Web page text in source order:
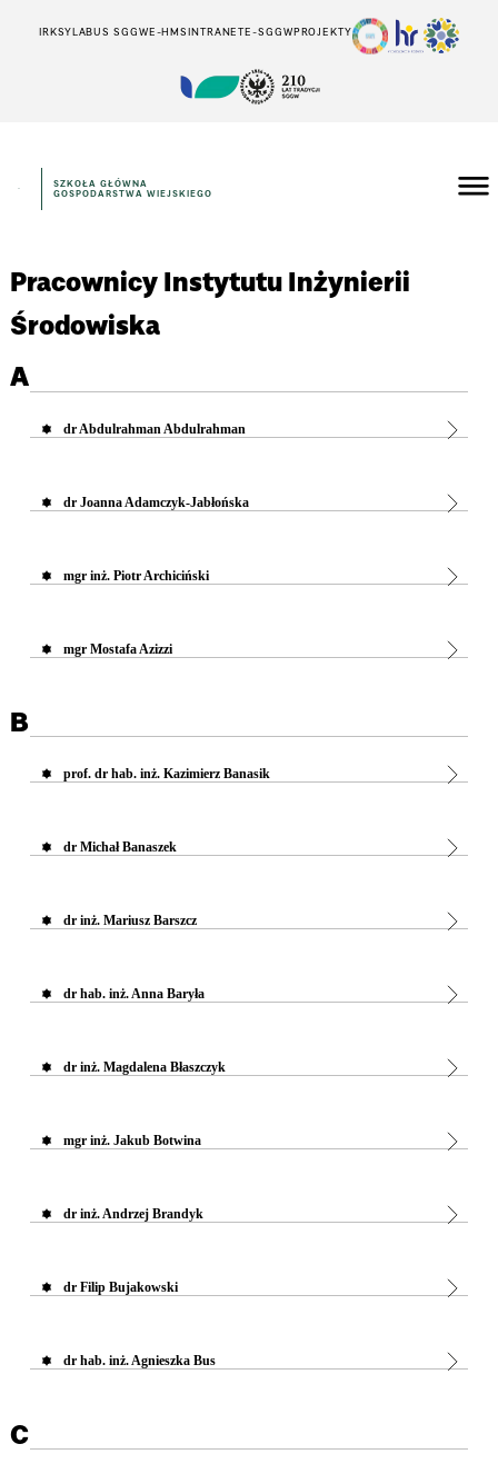
IRKSYLABUS SGGWE-HMSINTRANETE-SGGWPROJEKTY
SZKOŁA GŁÓWNA
GOSPODARSTWA WIEJSKIEGO
Pracownicy Instytutu Inżynierii
Środowiska
A
dr Abdulrahman Abdulrahman
dr Joanna Adamczyk-Jabłońska
mgr inż. Piotr Archiciński
mgr Mostafa Azizzi
B
prof. dr hab. inż. Kazimierz Banasik
dr Michał Banaszek
dr inż. Mariusz Barszcz
dr hab. inż. Anna Baryła
dr inż. Magdalena Błaszczyk
mgr inż. Jakub Botwina
dr inż. Andrzej Brandyk
dr Filip Bujakowski
dr hab. inż. Agnieszka Bus
C